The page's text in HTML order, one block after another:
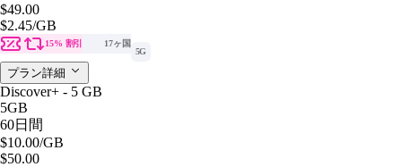
$49.00
$2.45/GB
15% 割引
17ヶ国
5G
プラン詳細
Discover+ - 5 GB
5GB
60日間
$10.00/GB
$50.00